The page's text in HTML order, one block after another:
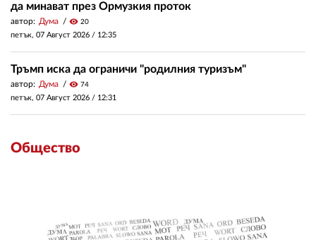
да минават през Ормузкия проток
автор: Дума visibility 20
петък, 07 Август 2026 / 12:35
Тръмп иска да ограничи "родилния туризъм"
автор: Дума visibility 74
петък, 07 Август 2026 / 12:31
Общество